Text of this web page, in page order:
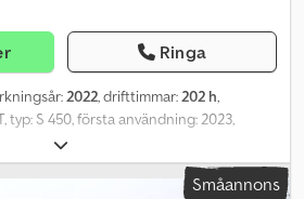
Ringa
2022, drifttimmar:202 h,
typ: S 450, första användning: 2023,
BOBCAT-dieselmotor (typ:
kW vid 2 600 rpm), SKOPA (bredd: ca 1
EXTRA HYDRAULIK, överlastningshöjd:
Småannons